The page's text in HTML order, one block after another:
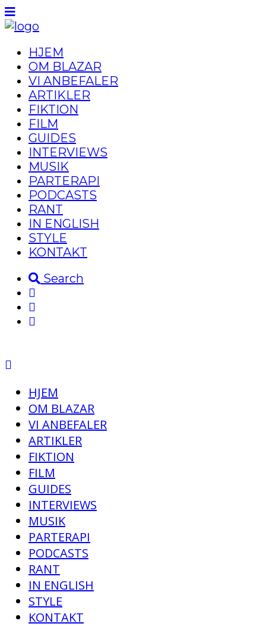
HJEM
OM BLAZAR
VI ANBEFALER
ARTIKLER
FIKTION
FILM
GUIDES
INTERVIEWS
MUSIK
PARTERAPI
PODCASTS
RANT
IN ENGLISH
STYLE
KONTAKT
Search
HJEM
OM BLAZAR
VI ANBEFALER
ARTIKLER
FIKTION
FILM
GUIDES
INTERVIEWS
MUSIK
PARTERAPI
PODCASTS
RANT
IN ENGLISH
STYLE
KONTAKT